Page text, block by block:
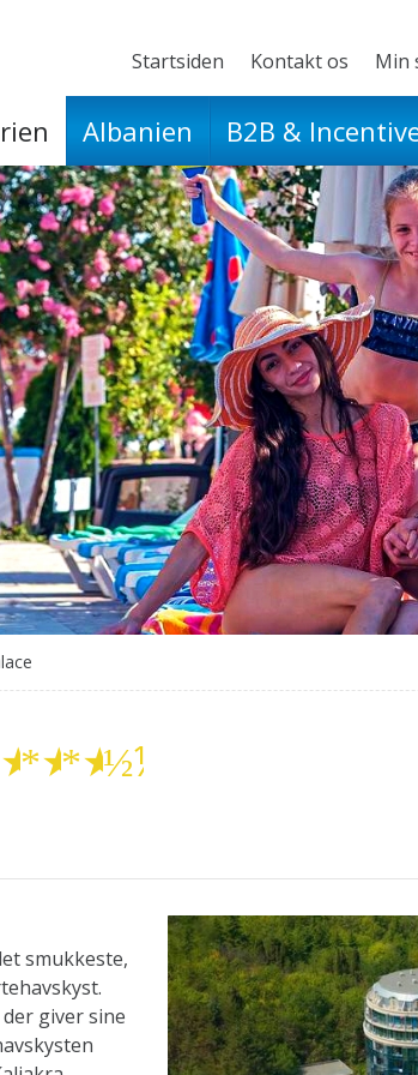
Startsiden Kontakt os Min
Albanien B2B &
★★★ ½
smukkeste,
giver sine